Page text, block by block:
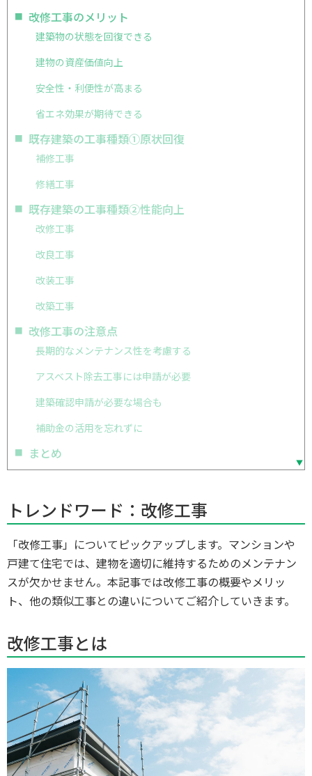
改修工事のメリット
建築物の状態を回復できる
建物の資産価値向上
安全性・利便性が高まる
省エネ効果が期待できる
既存建築の工事種類①原状回復
補修工事
修繕工事
既存建築の工事種類②性能向上
改修工事
改良工事
改装工事
改築工事
改修工事の注意点
長期的なメンテナンス性を考慮する
アスベスト除去工事には申請が必要
建築確認申請が必要な場合も
補助金の活用を忘れずに
まとめ
トレンドワード：改修工事
「改修工事」についてピックアップします。マンションや
戸建て住宅では、建物を適切に維持するためのメンテナン
スが欠かせません。本記事では改修工事の概要やメリッ
ト、他の類似工事との違いについてご紹介していきます。
改修工事とは